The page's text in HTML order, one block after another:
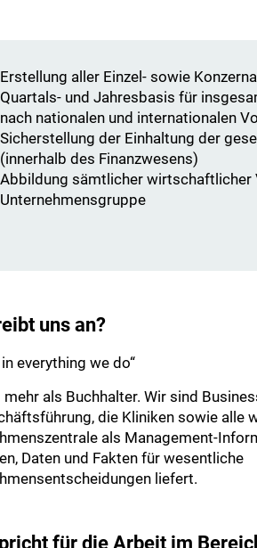
Erstellung aller Einzel- sowie
Quartals- und Jahresbasis für
nach nationalen und internationalen
Sicherstellung der Einhaltung der
(innerhalb des Finanzwesens)
Abbildung sämtlicher wirtschaftlicher
Unternehmensgruppe
uns an?
everything we do“
mehr als Buchhalter. Wir sind
die Kliniken sowie alle
als Management-
Daten und Fakten für wesentliche
liefert.
für die Arbeit im